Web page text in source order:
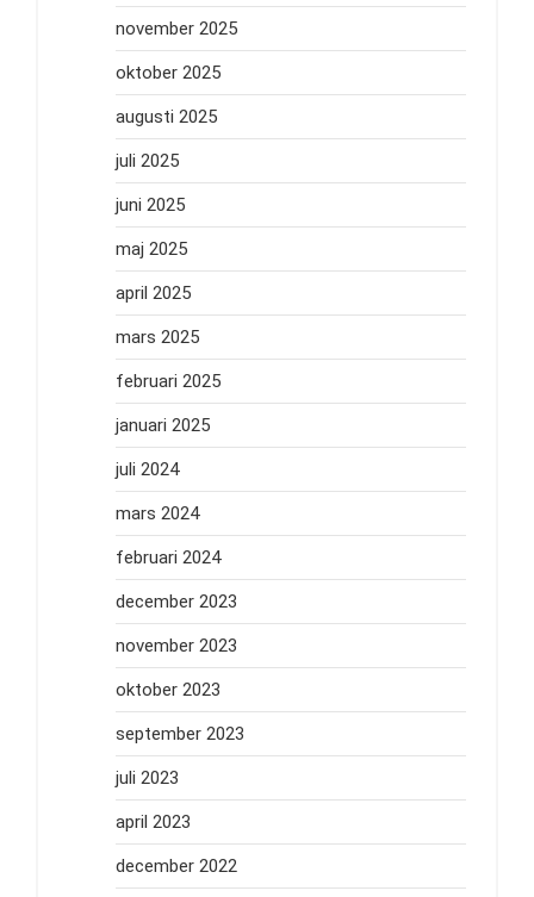
november 2025
oktober 2025
augusti 2025
juli 2025
juni 2025
maj 2025
april 2025
mars 2025
februari 2025
januari 2025
juli 2024
mars 2024
februari 2024
december 2023
november 2023
oktober 2023
september 2023
juli 2023
april 2023
december 2022